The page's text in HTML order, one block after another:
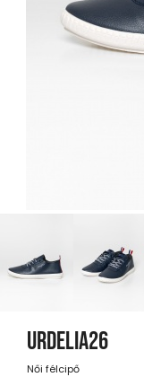
URDELIA26
Női félcipő